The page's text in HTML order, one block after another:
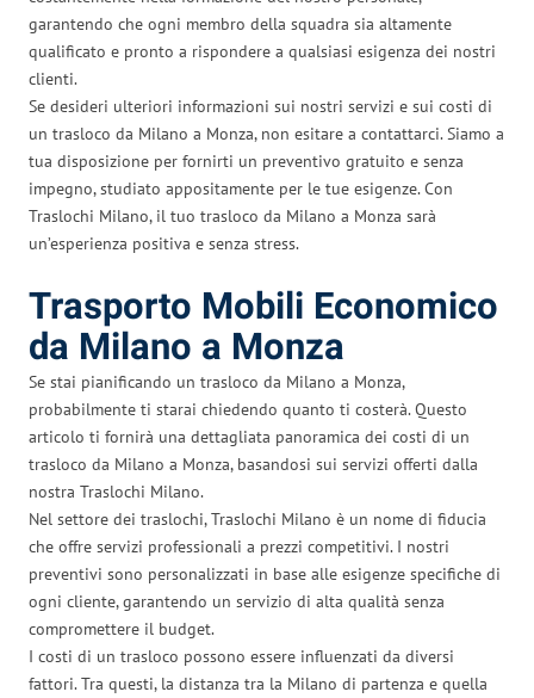
garantendo che ogni membro della squadra sia altamente
qualificato e pronto a rispondere a qualsiasi esigenza dei nostri
clienti.
Se desideri ulteriori informazioni sui nostri servizi e sui costi di
un trasloco da Milano a Monza, non esitare a contattarci. Siamo a
tua disposizione per fornirti un preventivo gratuito e senza
impegno, studiato appositamente per le tue esigenze. Con
Traslochi Milano, il tuo trasloco da Milano a Monza sarà
un’esperienza positiva e senza stress.
Trasporto Mobili Economico
da Milano a Monza
Se stai pianificando un trasloco da Milano a Monza,
probabilmente ti starai chiedendo quanto ti costerà. Questo
articolo ti fornirà una dettagliata panoramica dei costi di un
trasloco da Milano a Monza, basandosi sui servizi offerti dalla
nostra Traslochi Milano.
Nel settore dei traslochi, Traslochi Milano è un nome di fiducia
che offre servizi professionali a prezzi competitivi. I nostri
preventivi sono personalizzati in base alle esigenze specifiche di
ogni cliente, garantendo un servizio di alta qualità senza
compromettere il budget.
I costi di un trasloco possono essere influenzati da diversi
fattori. Tra questi, la distanza tra la Milano di partenza e quella